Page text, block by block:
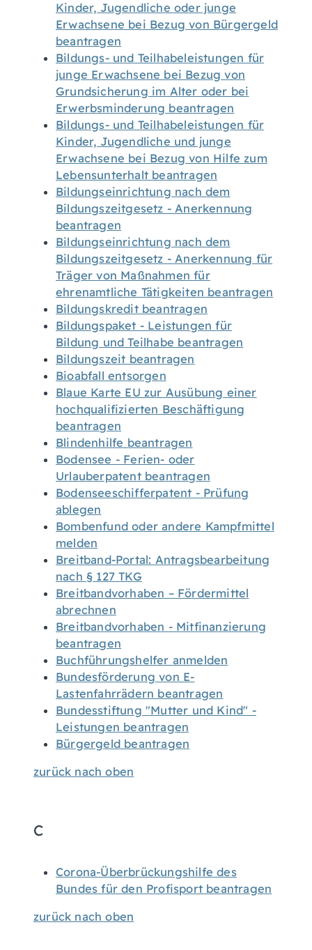
Kinder, Jugendliche oder junge
Erwachsene bei Bezug von Bürgergeld
beantragen
Bildungs- und Teilhabeleistungen für
junge Erwachsene bei Bezug von
Grundsicherung im Alter oder bei
Erwerbsminderung beantragen
Bildungs- und Teilhabeleistungen für
Kinder, Jugendliche und junge
Erwachsene bei Bezug von Hilfe zum
Lebensunterhalt beantragen
Bildungseinrichtung nach dem
Bildungszeitgesetz - Anerkennung
beantragen
Bildungseinrichtung nach dem
Bildungszeitgesetz - Anerkennung für
Träger von Maßnahmen für
ehrenamtliche Tätigkeiten beantragen
Bildungskredit beantragen
Bildungspaket - Leistungen für
Bildung und Teilhabe beantragen
Bildungszeit beantragen
Bioabfall entsorgen
Blaue Karte EU zur Ausübung einer
hochqualifizierten Beschäftigung
beantragen
Blindenhilfe beantragen
Bodensee - Ferien- oder
Urlauberpatent beantragen
Bodenseeschifferpatent - Prüfung
ablegen
Bombenfund oder andere Kampfmittel
melden
Breitband-Portal: Antragsbearbeitung
nach § 127 TKG
Breitbandvorhaben – Fördermittel
abrechnen
Breitbandvorhaben - Mitfinanzierung
beantragen
Buchführungshelfer anmelden
Bundesförderung von E-
Lastenfahrrädern beantragen
Bundesstiftung "Mutter und Kind" -
Leistungen beantragen
Bürgergeld beantragen
zurück nach oben
C
Corona-Überbrückungshilfe des
Bundes für den Profisport beantragen
zurück nach oben